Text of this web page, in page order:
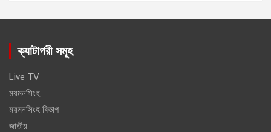
ক্যাটাগরী সমূহ
Live TV
ময়মনসিংহ
ময়মনসিংহ বিভাগ
জাতীয়